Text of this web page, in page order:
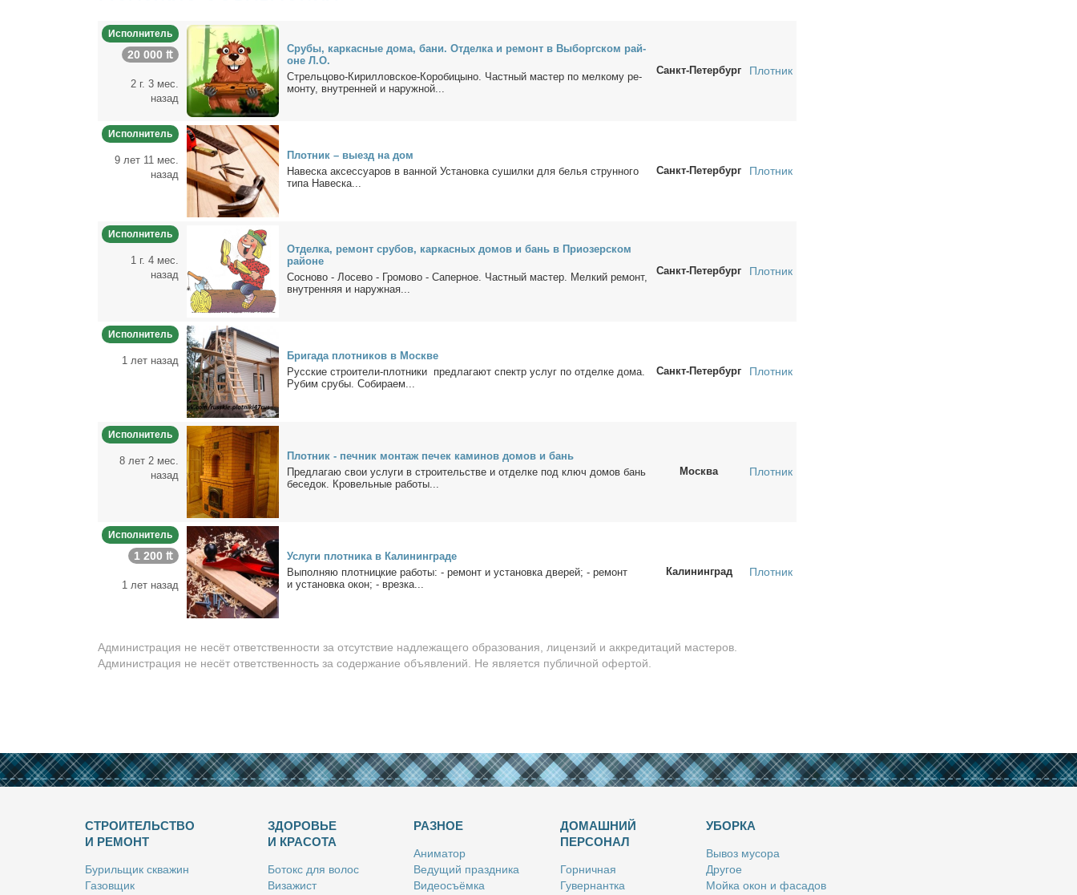
Исполнитель
20 000 ₶
2 г. 3 мес.
назад
Сру­бы, кар­кас­ные до­ма, ба­ни. От­дел­ка и ре­монт в Вы­борг­ском рай­
оне Л.О.
Стрель­цо­во-Ки­рил­лов­ское-Ко­ро­би­цы­но. Част­ный ма­стер по мел­ко­му ре­
мон­ту, внут­рен­ней и на­руж­ной...
Санкт-Петербург Плотник
Исполнитель
9 лет 11 мес.
назад
Плот­ник – вы­езд на дом
На­вес­ка ак­сес­су­а­ров в ван­ной Уста­нов­ка су­шил­ки для бе­лья струн­но­го
ти­па На­вес­ка...
Санкт-Петербург Плотник
Исполнитель
1 г. 4 мес.
назад
От­дел­ка, ре­монт сру­бов, кар­кас­ных до­мов и бань в При­озер­ском
рай­оне
Сос­но­во - Ло­се­во - Гро­мо­во - Са­пер­ное. Част­ный ма­стер. Мел­кий ре­монт,
внут­рен­няя и на­руж­ная...
Санкт-Петербург Плотник
Исполнитель
1 лет назад
Бри­га­да плот­ни­ков в Москве
Рус­ские стро­и­те­ли-плот­ни­ки пред­ла­га­ют спектр услуг по от­дел­ке до­ма.
Ру­бим сру­бы. Со­би­ра­ем...
Санкт-Петербург Плотник
Исполнитель
8 лет 2 мес.
назад
Плот­ник - печ­ник мон­таж пе­чек ка­ми­нов до­мов и бань
Пред­ла­гаю свои услу­ги в стро­и­тель­стве и от­дел­ке под ключ до­мов бань
бе­се­док. Кро­вель­ные ра­бо­ты...
Москва Плотник
Исполнитель
1 200 ₶
1 лет назад
Услу­ги плот­ни­ка в Ка­ли­нин­гра­де
Вы­пол­няю плот­ниц­кие ра­бо­ты: - ре­монт и уста­нов­ка две­рей; - ре­монт
и уста­нов­ка окон; - врез­ка...
Калининград Плотник
Администрация не несёт ответственности за отсутствие надлежащего образования, лицензий и аккредитаций мастеров.
Администрация не несёт ответственность за содержание объявлений. Не является публичной офертой.
СТРОИТЕЛЬСТВО
И РЕМОНТ
Бу­риль­щик сква­жин
Га­зов­щик
ЗДОРОВЬЕ
И КРАСОТА
Бо­токс для во­лос
Ви­за­жист
РАЗНОЕ
Ани­ма­тор
Ве­ду­щий празд­ни­ка
Ви­део­съём­ка
ДОМАШНИЙ
ПЕРСОНАЛ
Гор­нич­ная
Гу­вер­нант­ка
УБОРКА
Вы­воз му­со­ра
Дру­гое
Мой­ка окон и фа­са­дов